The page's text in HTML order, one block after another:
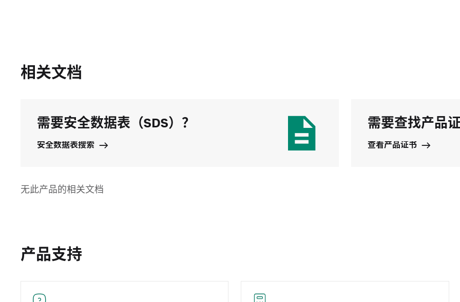
相关文档
需要安全数据表（SDS）？
安全数据表搜索
需要查找产品
查看产品证书
无此产品的相关文档
产品支持